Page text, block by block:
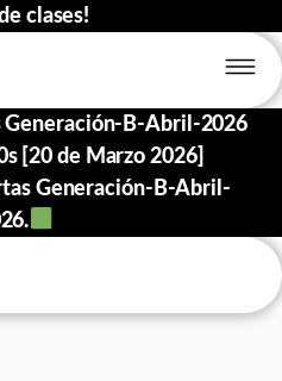
clases!
B-Abril-2026
s [20 de Marzo 2026]
Generación-B-Abril-